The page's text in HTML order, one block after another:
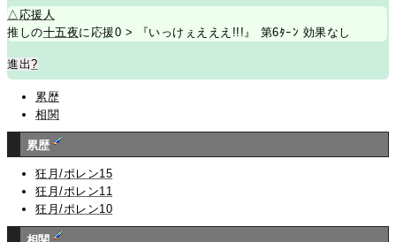
△ 応援人
推しの十五夜に応援0 > 『いっけぇえええ!!!』 第6ﾀｰﾝ 効果なし
進出?
累歴
相関
累歴
狂月/ポレン15
狂月/ポレン11
狂月/ポレン10